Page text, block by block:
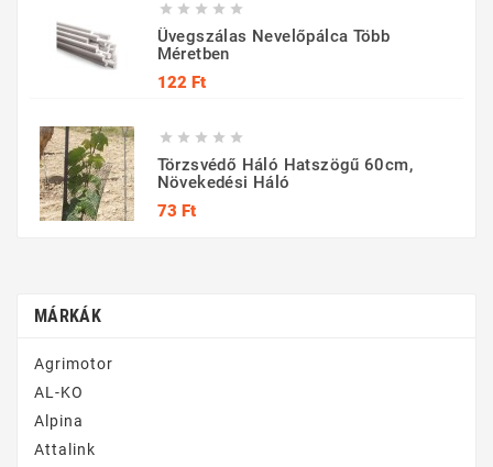
    
Üvegszálas Nevelőpálca Több
Méretben
122 FtÁr
    
Törzsvédő Háló Hatszögű 60cm,
Növekedési Háló
73 FtÁr
MÁRKÁK
Agrimotor
AL-KO
Alpina
Attalink